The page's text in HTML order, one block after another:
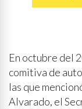
En octubre del
comitiva de
las que
Alvarado, el